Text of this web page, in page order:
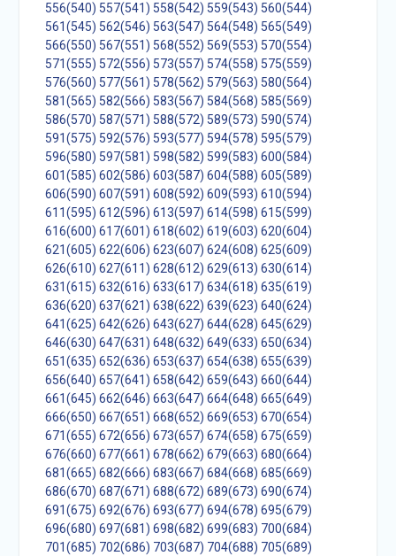
556(540) 557(541) 558(542) 559(543) 560(544)
561(545) 562(546) 563(547) 564(548) 565(549)
566(550) 567(551) 568(552) 569(553) 570(554)
571(555) 572(556) 573(557) 574(558) 575(559)
576(560) 577(561) 578(562) 579(563) 580(564)
581(565) 582(566) 583(567) 584(568) 585(569)
586(570) 587(571) 588(572) 589(573) 590(574)
591(575) 592(576) 593(577) 594(578) 595(579)
596(580) 597(581) 598(582) 599(583) 600(584)
601(585) 602(586) 603(587) 604(588) 605(589)
606(590) 607(591) 608(592) 609(593) 610(594)
611(595) 612(596) 613(597) 614(598) 615(599)
616(600) 617(601) 618(602) 619(603) 620(604)
621(605) 622(606) 623(607) 624(608) 625(609)
626(610) 627(611) 628(612) 629(613) 630(614)
631(615) 632(616) 633(617) 634(618) 635(619)
636(620) 637(621) 638(622) 639(623) 640(624)
641(625) 642(626) 643(627) 644(628) 645(629)
646(630) 647(631) 648(632) 649(633) 650(634)
651(635) 652(636) 653(637) 654(638) 655(639)
656(640) 657(641) 658(642) 659(643) 660(644)
661(645) 662(646) 663(647) 664(648) 665(649)
666(650) 667(651) 668(652) 669(653) 670(654)
671(655) 672(656) 673(657) 674(658) 675(659)
676(660) 677(661) 678(662) 679(663) 680(664)
681(665) 682(666) 683(667) 684(668) 685(669)
686(670) 687(671) 688(672) 689(673) 690(674)
691(675) 692(676) 693(677) 694(678) 695(679)
696(680) 697(681) 698(682) 699(683) 700(684)
701(685) 702(686) 703(687) 704(688) 705(689)